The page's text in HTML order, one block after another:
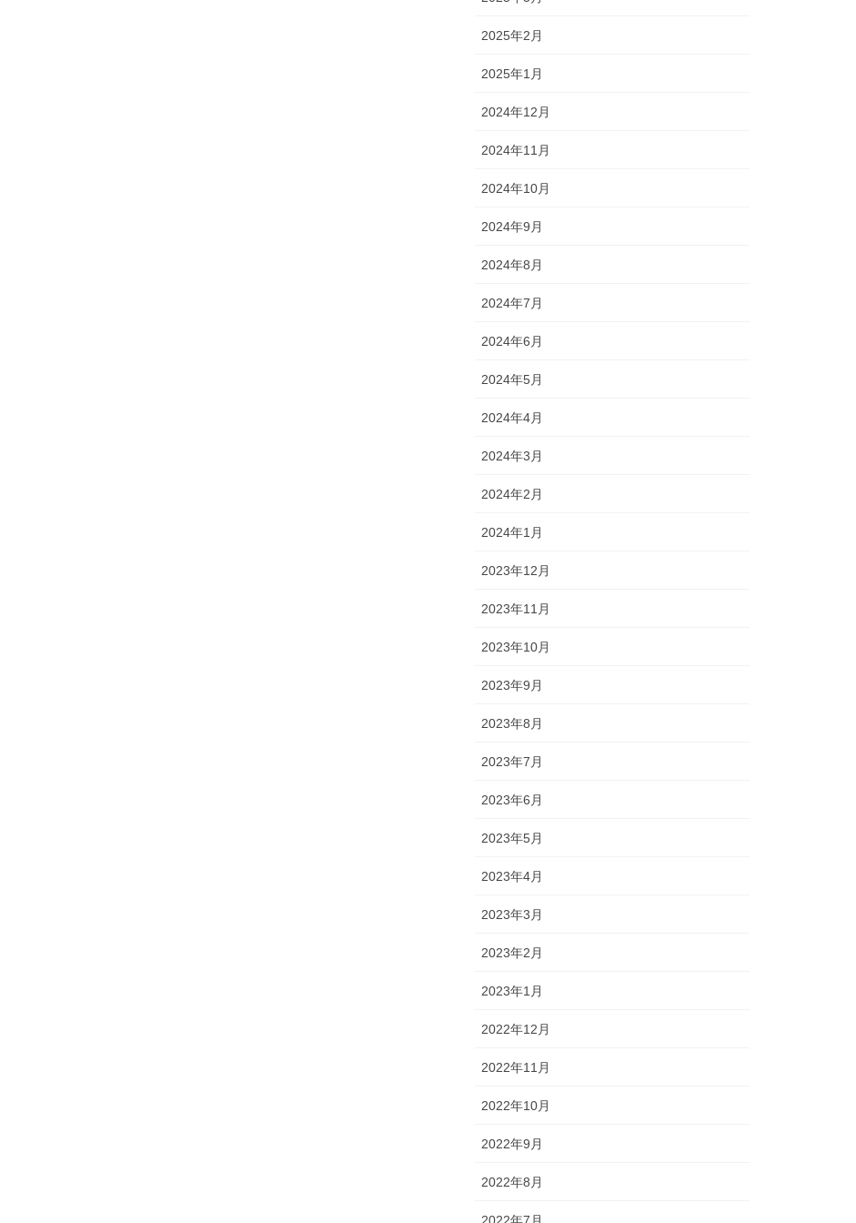
2025年2月
2025年1月
2024年12月
2024年11月
2024年10月
2024年9月
2024年8月
2024年7月
2024年6月
2024年5月
2024年4月
2024年3月
2024年2月
2024年1月
2023年12月
2023年11月
2023年10月
2023年9月
2023年8月
2023年7月
2023年6月
2023年5月
2023年4月
2023年3月
2023年2月
2023年1月
2022年12月
2022年11月
2022年10月
2022年9月
2022年8月